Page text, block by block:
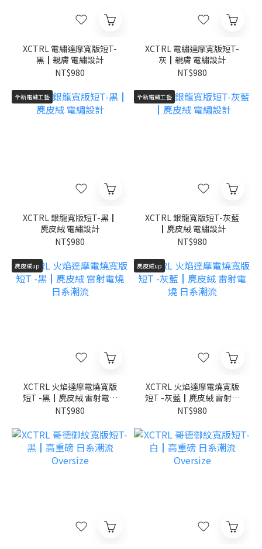
XCTRL 電繡達摩寬版短T-
黑┃親膚 電繡設計
NT$980
XCTRL 電繡達摩寬版短T-
灰┃親膚 電繡設計
NT$980
全新電繡工藝
XCTRL 銀龍寬版短T-黑┃
麂皮絨 電繡設計
NT$980
全新電繡工藝
XCTRL 銀龍寬版短T-灰藍
┃麂皮絨 電繡設計
NT$980
麂皮絨up
XCTRL 火焰達摩電燒寬版
短T -黑┃麂皮絨 雷射電燒
日系潮流
NT$980
麂皮絨up
XCTRL 火焰達摩電燒寬版
短T -灰藍┃麂皮絨 雷射電
燒 日系潮流
NT$980